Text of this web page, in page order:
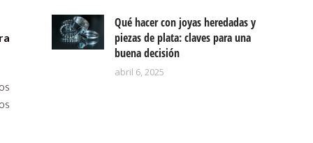
Qué hacer con joyas heredadas y
piezas de plata: claves para una
buena decisión
abril 6, 2025